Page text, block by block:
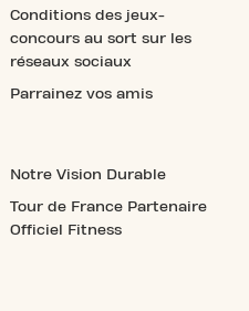
Conditions des jeux-
concours au sort sur les
réseaux sociaux
Parrainez vos amis
Notre Vision Durable
Tour de France Partenaire
Officiel Fitness